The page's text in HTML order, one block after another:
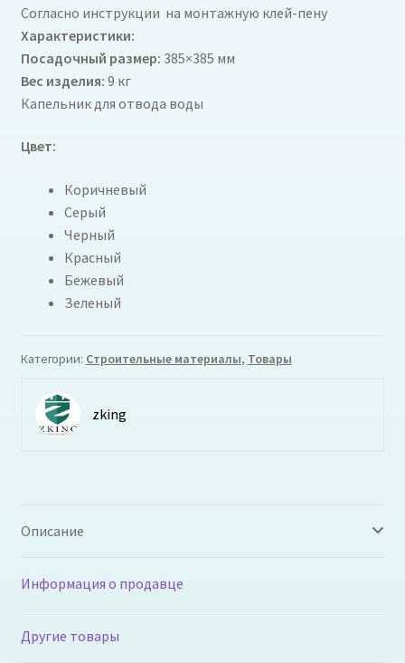
Согласно инструкции на монтажную клей-пену
Характеристики:
Посадочный размер: 385×385 мм
Вес изделия: 9 кг
Капельник для отвода воды
Цвет:
Коричневый
Серый
Черный
Красный
Бежевый
Зеленый
Категории: Строительные материалы, Товары
zking
Описание
Информация о продавце
Другие товары